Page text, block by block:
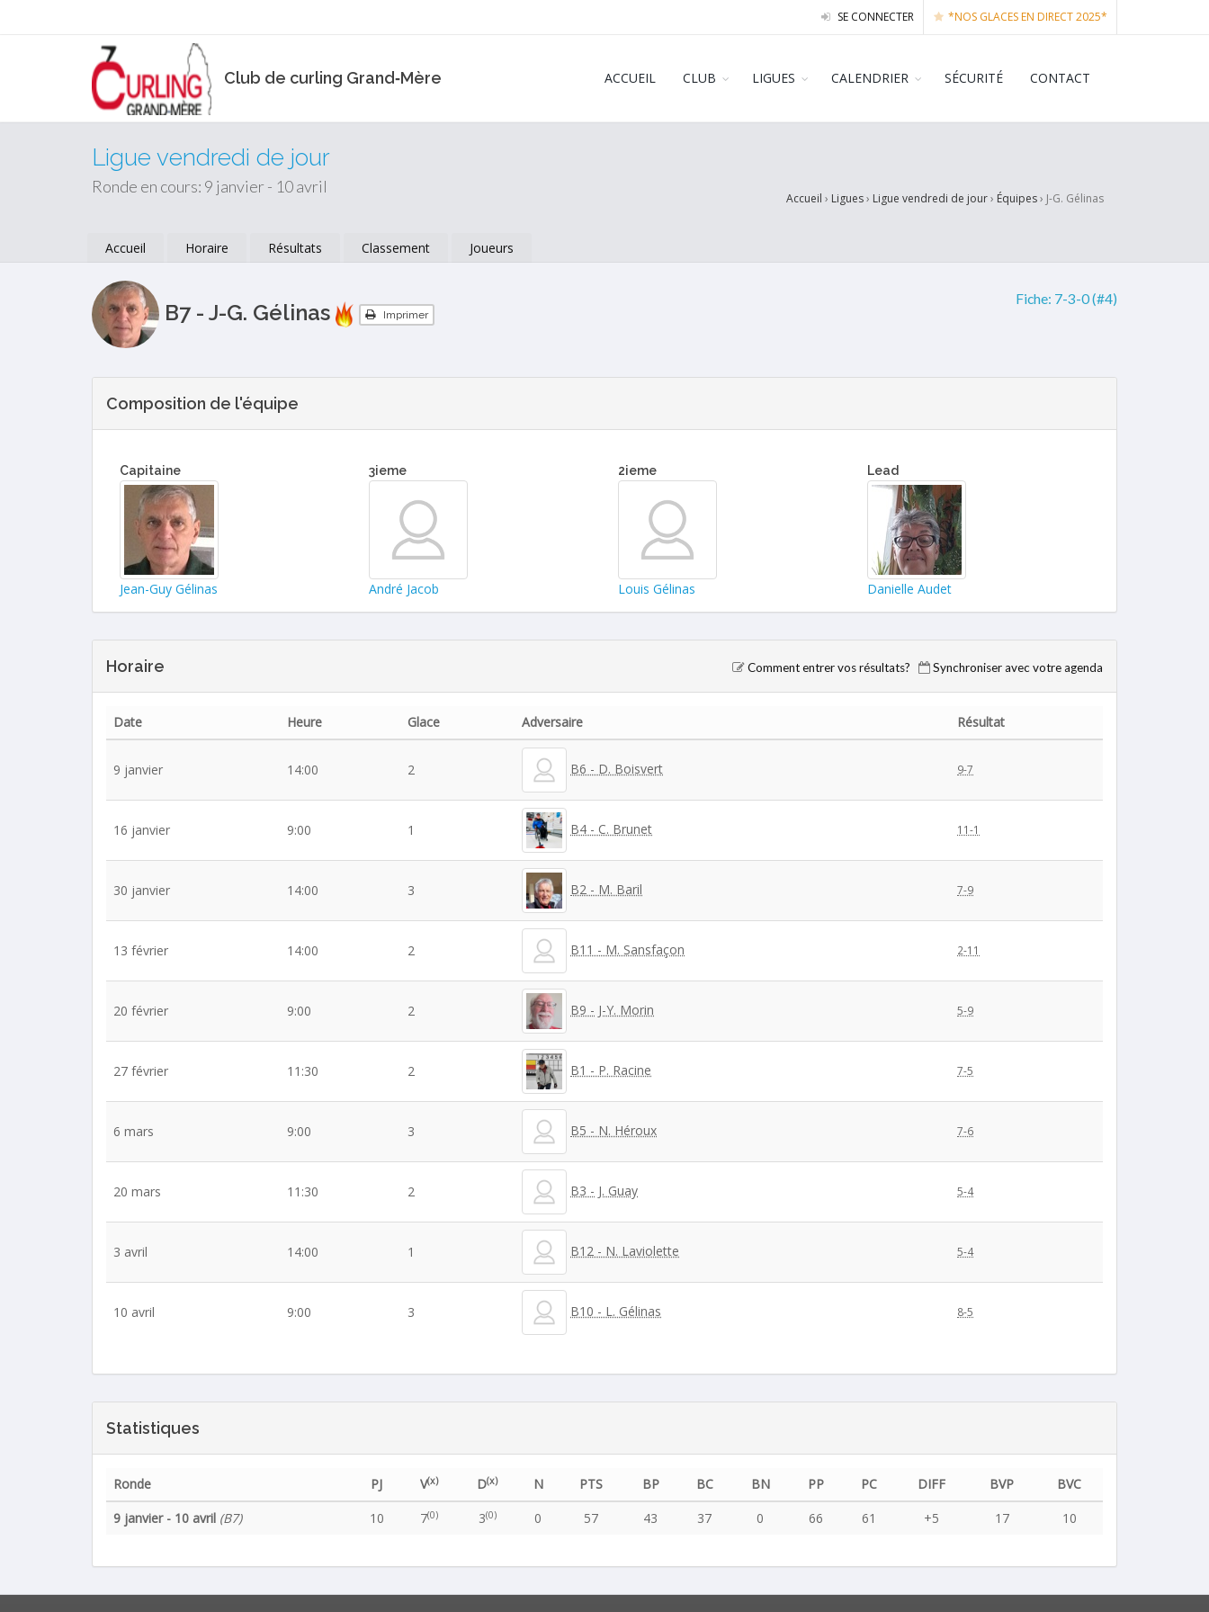
SE CONNECTER *NOS GLACES EN DIRECT 2025*
Club de curling Grand‑Mère ACCUEIL CLUB LIGUES CALENDRIER SÉCURITÉ CONTACT
Ligue vendredi de jour
Ronde en cours: 9 janvier - 10 avril
Accueil › Ligues› Ligue vendredi de jour› Équipes› J-G. Gélinas
Accueil Horaire Résultats Classement Joueurs
B7 - J-G. Gélinas Imprimer
Fiche: 7-3-0 (#4)
Composition de l'équipe
Capitaine
Jean-Guy Gélinas
3ieme
André Jacob
2ieme
Louis Gélinas
Lead
Danielle Audet
Horaire Comment entrer vos résultats? Synchroniser avec votre agenda
Date Heure Glace Adversaire Résultat
9 janvier 14:00 2 B6 - D. Boisvert 9-7
16 janvier 9:00 1 B4 - C. Brunet 11-1
30 janvier 14:00 3 B2 - M. Baril 7-9
13 février 14:00 2 B11 - M. Sansfaçon 2-11
20 février 9:00 2 B9 - J-Y. Morin 5-9
27 février 11:30 2 B1 - P. Racine 7-5
6 mars 9:00 3 B5 - N. Héroux 7-6
20 mars 11:30 2 B3 - J. Guay 5-4
3 avril 14:00 1 B12 - N. Laviolette 5-4
10 avril 9:00 3 B10 - L. Gélinas 8-5
Statistiques
Ronde PJ V(x) D(x) N PTS BP BC BN PP PC DIFF BVP
BVC
9 janvier - 10 avril (B7) 10 7(0) 3(0) 0 57 43 37 0 66 61 +5 17 10